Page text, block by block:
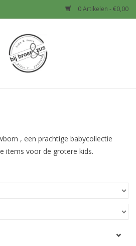
0 Artikelen - €0,00
, een prachtige babycollectie
items voor de grotere kids.